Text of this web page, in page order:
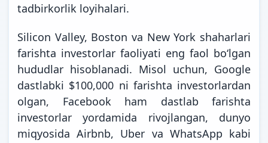
tadbirkorlik loyihalari.
Silicon Valley, Boston va New York shaharlari
farishta investorlar faoliyati eng faol boʻlgan
hududlar hisoblanadi. Misol uchun, Google
dastlabki $100,000 ni farishta investorlardan
olgan, Facebook ham dastlab farishta
investorlar yordamida rivojlangan, dunyo
miqyosida Airbnb, Uber va WhatsApp kabi